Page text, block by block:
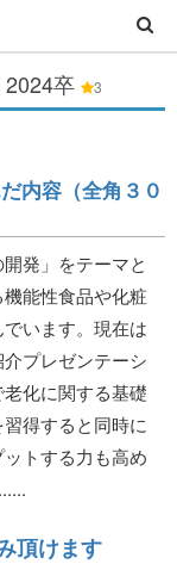
2024卒 3
内容（全角３０
発」をテーマと
能性食品や化粧
います。現在は
プレゼンテーシ
化に関する基礎
得すると同時に
トする力も高め
頂けます